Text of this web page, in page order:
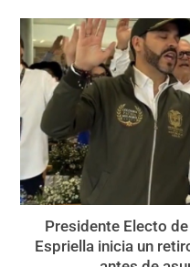
Presidente Electo
Espriella inicia un